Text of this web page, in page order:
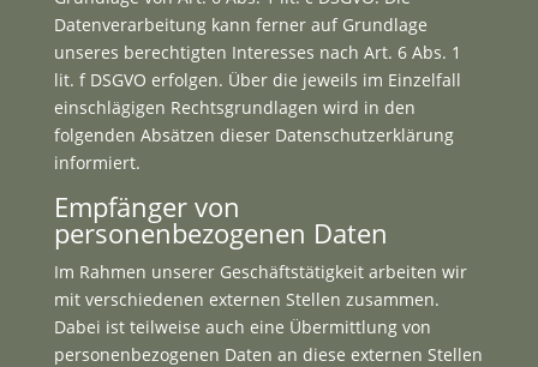
Datenverarbeitung kann ferner auf Grundlage
unseres berechtigten Interesses nach Art. 6 Abs. 1
lit. f DSGVO erfolgen. Über die jeweils im Einzelfall
einschlägigen Rechtsgrundlagen wird in den
folgenden Absätzen dieser Datenschutzerklärung
informiert.
Empfänger von
personenbezogenen Daten
Im Rahmen unserer Geschäftstätigkeit arbeiten wir
mit verschiedenen externen Stellen zusammen.
Dabei ist teilweise auch eine Übermittlung von
personenbezogenen Daten an diese externen Stellen